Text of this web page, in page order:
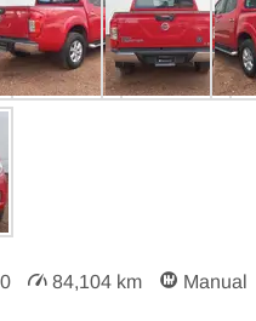
84,104 km Manual